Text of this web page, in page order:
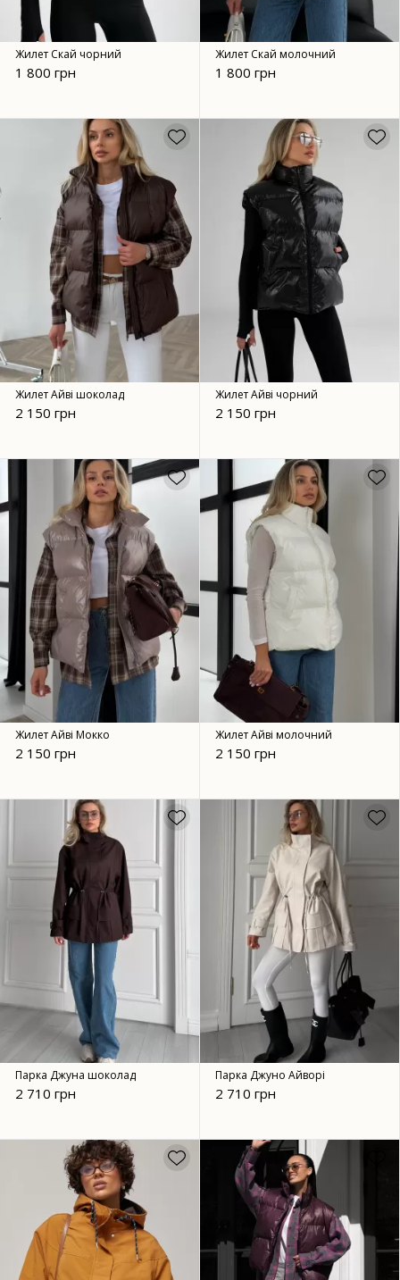
Жилет Скай чорний
1 800 грн
Жилет Скай молочний
1 800 грн
Жилет Айві шоколад
2 150 грн
Жилет Айві чорний
2 150 грн
Жилет Айві Мокко
2 150 грн
Жилет Айві молочний
2 150 грн
Парка Джуна шоколад
2 710 грн
Парка Джуно Айворі
2 710 грн